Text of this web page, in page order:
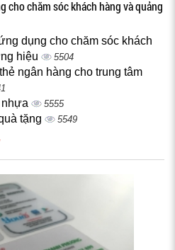
cho chăm sóc khách hàng và quảng
dụng cho chăm sóc khách
hiệu
5504
ngân hàng cho trung tâm
nhựa 5555
tặng 5549